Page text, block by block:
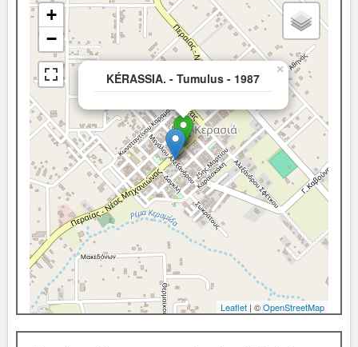
KÉRASSIA. - Tumulus - 1987
×
+
−
Leaflet | ©OpenStreetMap